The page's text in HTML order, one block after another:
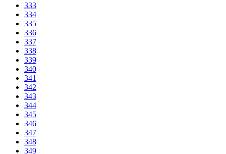
333
334
335
336
337
338
339
340
341
342
343
344
345
346
347
348
349